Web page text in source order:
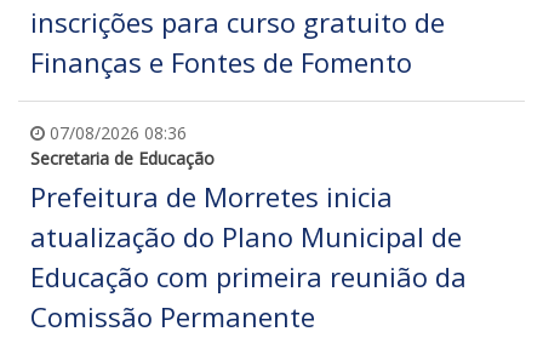
inscrições para curso gratuito de
Finanças e Fontes de Fomento
07/08/2026 08:36
Secretaria de Educação
Prefeitura de Morretes inicia
atualização do Plano Municipal de
Educação com primeira reunião da
Comissão Permanente